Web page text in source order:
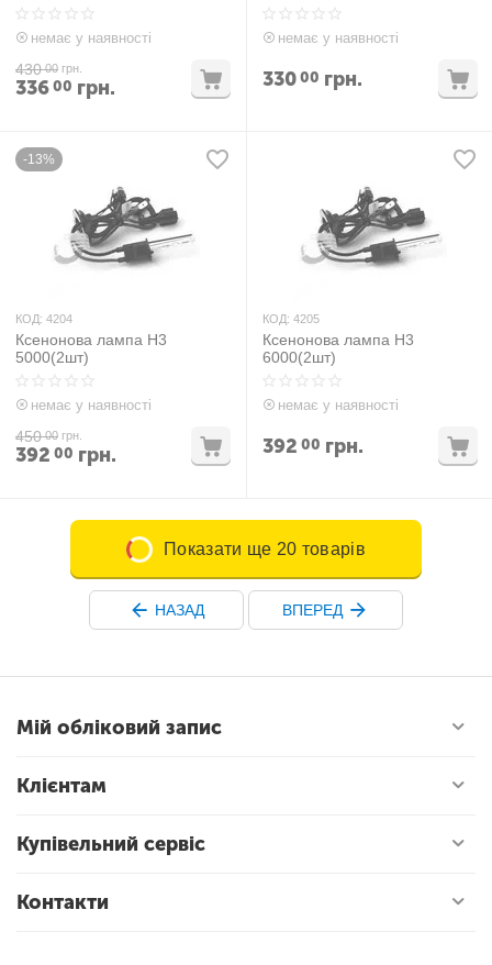
немає у наявності
430 00 грн.
33600 грн.
немає у наявності
33000 грн.
-13%
КОД: 4204
Ксенонова лампа H3
5000(2шт)
немає у наявності
450 00 грн.
392 00 грн.
КОД: 4205
Ксенонова лампа H3
6000(2шт)
немає у наявності
392 00 грн.
Показати ще 20 товарів
НАЗАД ВПЕРЕД
Мій обліковий запис
Клієнтам
Купівельний сервіс
Контакти